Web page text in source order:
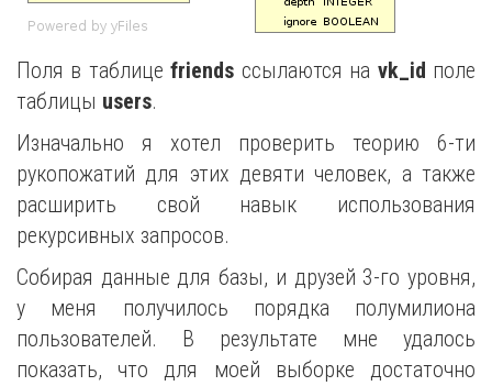
Поля в таблицеfriends ссылаются на vk_id поле
таблицы users.
Изначально я хотел проверить теорию 6-ти
рукопожатий для этих девяти человек, а также
расширить свой навык использования
рекурсивных запросов.
Собирая данные для базы, и друзей 3-го уровня,
у меня получилось порядка полумилиона
пользователей. В результате мне удалось
показать, что для моей выборке достаточно